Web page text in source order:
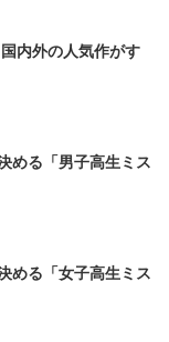
内外の人気作がす
める「男子高生ミス
める「女子高生ミス